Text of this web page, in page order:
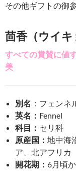
その他ギフトの御
茴香（ウイ
すべての賞賛に
美
別名 ： フェンネ
英名： Fennel
科目： セリ科
原産国： 地中海
ア、北アフリカ
開花期： 6月頃